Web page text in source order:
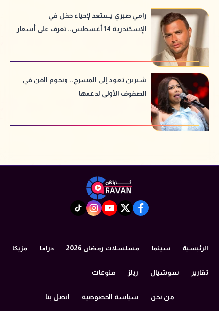
رامي صبري يستعد لإحياء حفل في
الإسكندرية 14 أغسطس.. تعرف على أسعار
شيرين تعود إلى المسرح.. ونجوم الفن في
الصفوف الأولى لدعمها
facebook
twitter
youtube
instagram
tiktok
الرئيسية سينما مسلسلات رمضان 2026 دراما مزيكا
تقارير سوشيال ريلز منوعات
من نحن سياسة الخصوصية اتصل بنا